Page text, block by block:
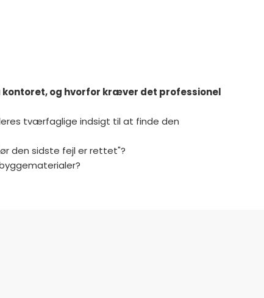
og hvorfor kræver det professionel
tværfaglige indsigt til at finde den
den sidste fejl er rettet"?